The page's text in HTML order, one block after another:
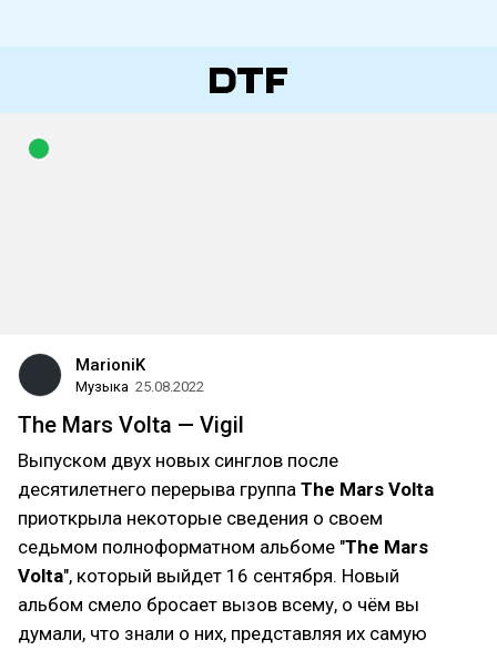
MarioniK
Музыка 25.08.2022
The Mars Volta — Vigil
Выпуском двух новых синглов после
десятилетнего перерыва группа The Mars Volta
приоткрыла некоторые сведения о своем
седьмом полноформатном альбоме "The Mars
Volta", который выйдет 16 сентября. Новый
альбом смело бросает вызов всему, о чём вы
думали, что знали о них, представляя их самую